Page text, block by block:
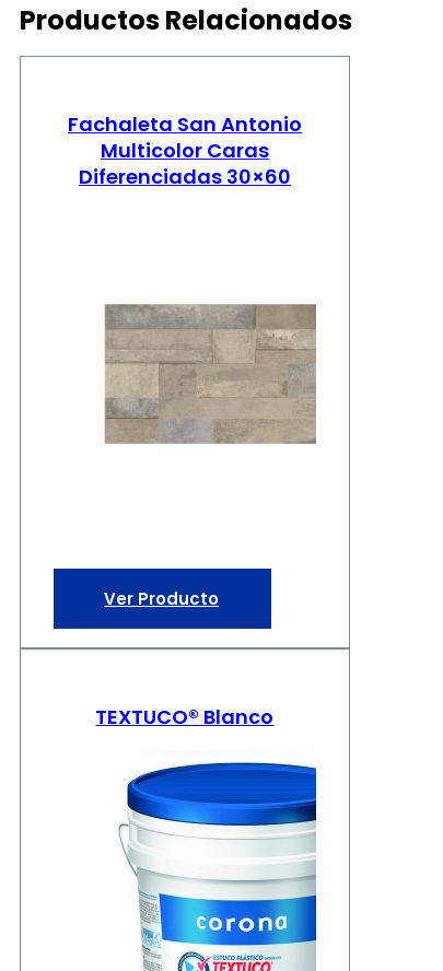
Productos Relacionados
Fachaleta San Antonio
Multicolor Caras
Diferenciadas 30×60
Ver Producto
TEXTUCO® Blanco